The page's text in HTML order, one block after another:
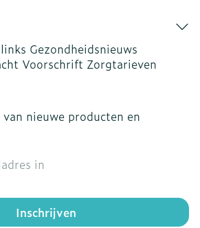
Gezondheidsnieuws
Voorschrift Zorgtarieven
nieuwe producten en
Inschrijven